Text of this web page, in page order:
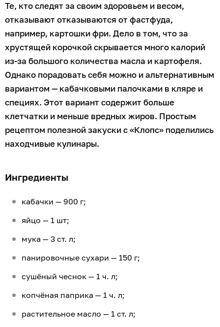
Те, кто следят за своим здоровьем и весом,
отказывают отказываются от фастфуда,
например, картошки фри. Дело в том, что за
хрустящей корочкой скрывается много калорий
из-за большого количества масла и картофеля.
Однако порадовать себя можно и альтернативным
вариантом — кабачковыми палочками в кляре и
специях. Этот вариант содержит больше
клетчатки и меньше вредных жиров. Простым
рецептом полезной закуски с «Клопс» поделились
находчивые кулинары.
Ингредиенты
кабачки — 900 г;
яйцо — 1 шт;
мука — 3 ст. л;
панировочные сухари — 150 г;
сушёный чеснок — 1 ч. л;
копчёная паприка — 1 ч. л;
растительное масло — 1 ст. л;